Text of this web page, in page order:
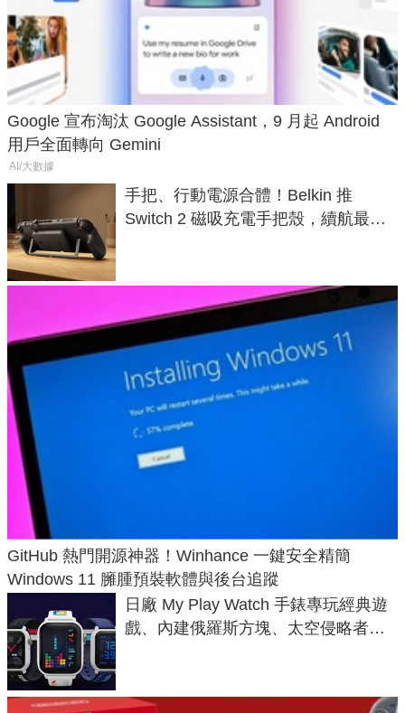
Google 宣布淘汰 Google Assistant，9 月起 Android
用戶全面轉向 Gemini
AI/大數據
手把、行動電源合體！Belkin 推
Switch 2 磁吸充電手把殼，續航最高
GitHub 熱門開源神器！Winhance 一鍵安全精簡
Windows 11 臃腫預裝軟體與後台追蹤
日廠 My Play Watch 手錶專玩經典遊
戲、內建俄羅斯方塊、太空侵略者，